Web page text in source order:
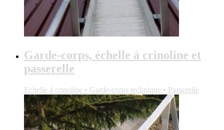
Garde-corps, échelle à crinoline et
passerelle
Echelle à crinoline • Garde-corps technique • Passerelle